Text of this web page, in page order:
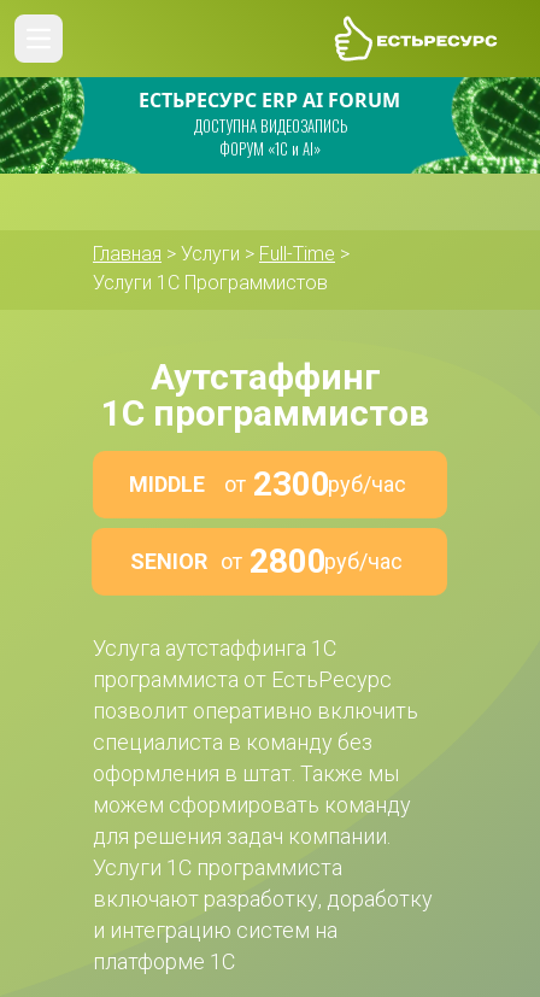
ЕСТЬРЕСУРС ERP AI FORUM
ФОРУМ «1С и AI»
ДОСТУПНА ВИДЕОЗАПИСЬ
Аутстаффинг
1С программистов
Главная > Услуги > Full-Time
Услуги 1С Программистов
MIDDLE
Услуга аутстаффинга 1С
программиста от ЕстьРесурс
позволит оперативно включить
специалиста в команду без
оформления в штат. Также мы
можем сформировать команду
для решения задач компании.
Услуги 1С программиста
включают разработку, доработку
и интеграцию систем на
платформе 1С
от                 руб/час
2300
SENIOR 2800
от                 руб/час